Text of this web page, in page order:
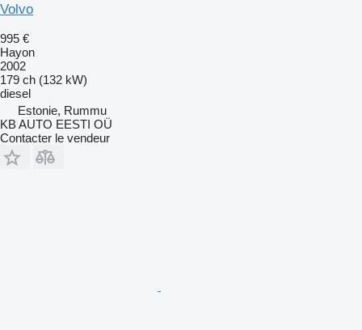
Volvo
995 €
Hayon
2002
179 ch (132 kW)
diesel
Estonie, Rummu
KB AUTO EESTI OÜ
Contacter le vendeur